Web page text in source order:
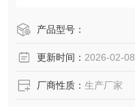
速的开或关二们控制。
EN
产品型号：
更新时间： 2026-02-08
厂商性质： 生产厂家